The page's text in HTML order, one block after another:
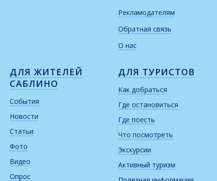
Рекламодателям
Обратная связь
О нас
ДЛЯ ЖИТЕЛЕЙ
САБЛИНО
События
Новости
Статьи
Фото
Видео
Опрос
ДЛЯ ТУРИСТОВ
Как добраться
Где остановиться
Где поесть
Что посмотреть
Экскурсии
Активный туризм